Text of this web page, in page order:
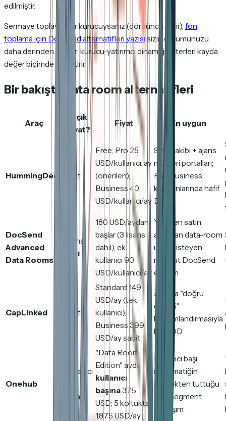
edilmiştir.
Sermaye toplayan bir kurucuysanız (dördüncü satır), fon
toplama için DocSend alternatifleri yazısı sizin durumunuzu
daha derinden ele alır: kurucu-yatırımcı dinamiği kriterleri kayda
değer biçimde değiştirir.
Bir bakışta data room alternatifleri
Araç
Açık
fiyat?
Fiyat En uygun
HummingDeck Evet
Free; Pro 25
USD/kullanıcı/ay
(önerilen);
Business 40
USD/kullanıcı/ay
Satış takibi + ajans
müşteri portalları;
Pro/Business
katmanlarında hafif
DD
DocSend
Advanced
Data Rooms
Plana
dahil
180 USD/aydan
başlar (3 lisans
dahil); ek
kullanıcı 90
USD/kullanıcı/ay
Yeniden satın
almadan data-room
ürünü isteyen
mevcut DocSend
ekipleri
CapLinked Evet
Standard 149
USD/ay (tek
kullanıcı);
Business 399
USD/ay sabit
Açıkça "doğru
ölçekli"
konumlandırmasıyla
hafif DD
Onehub
Kullanıcı
tuzak
"Data Room
Edition" ayda
kullanıcı
başına375
USD; 5 koltukta
1.875 USD/ay
Kullanıcı başı
matematiğin
gerçekten tuttuğu
orta segment
paylaşım